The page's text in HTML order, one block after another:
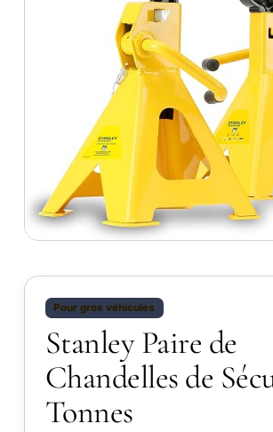
Pour gros véhicules
Stanley Paire de
Chandelles de
Tonnes